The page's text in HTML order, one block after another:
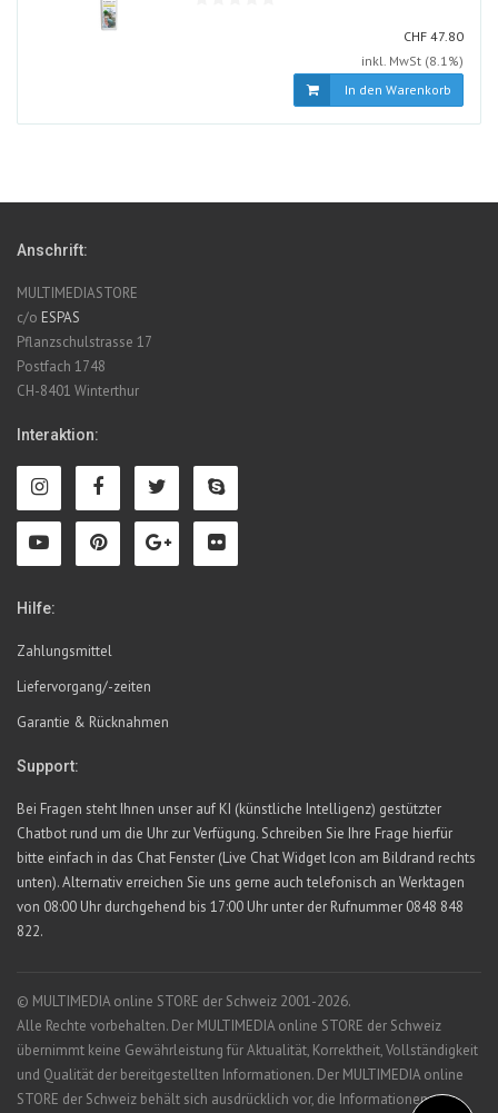
CHF CHF
47.80
inkl. MwSt (8.1%)
In den Warenkorb
Anschrift:
MULTIMEDIASTORE
c/o ESPAS
Pflanzschulstrasse 17
Postfach 1748
CH-8401 Winterthur
Interaktion:
Hilfe:
Zahlungsmittel
Liefervorgang/-zeiten
Garantie & Rücknahmen
Support:
Bei Fragen steht Ihnen unser auf KI (künstliche Intelligenz) gestützter
Chatbot rund um die Uhr zur Verfügung. Schreiben Sie Ihre Frage hierfür
bitte einfach in das Chat Fenster (Live Chat Widget Icon am Bildrand rechts
unten). Alternativ erreichen Sie uns gerne auch telefonisch an Werktagen
von 08:00 Uhr durchgehend bis 17:00 Uhr unter der Rufnummer 0848 848
822.
© MULTIMEDIA online STORE der Schweiz 2001-2026.
Alle Rechte vorbehalten. Der MULTIMEDIA online STORE der Schweiz
übernimmt keine Gewährleistung für Aktualität, Korrektheit, Vollständigkeit
und Qualität der bereitgestellten Informationen. Der MULTIMEDIA online
STORE der Schweiz behält sich ausdrücklich vor, die Informationen